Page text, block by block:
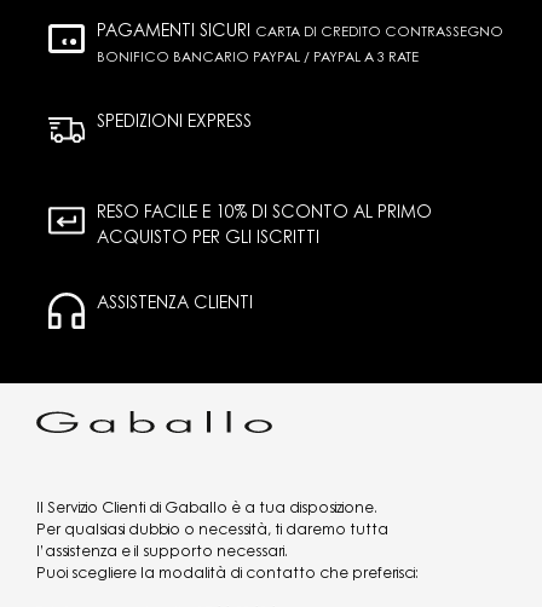
PAGAMENTI SICURI CARTA DI CREDITO CONTRASSEGNO
BONIFICO BANCARIO PAYPAL / PAYPAL A 3 RATE
SPEDIZIONI EXPRESS
RESO FACILE E 10% DI SCONTO AL PRIMO
ACQUISTO PER GLI ISCRITTI
ASSISTENZA CLIENTI
Il Servizio Clienti di Gaballo è a tua disposizione.
Per qualsiasi dubbio o necessità, ti daremo tutta
l’assistenza e il supporto necessari.
Puoi scegliere la modalità di contatto che preferisci: